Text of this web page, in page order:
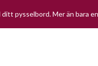
pysselbord. Mer än bara